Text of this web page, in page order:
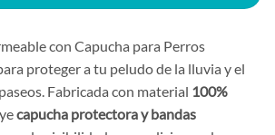
con Capucha para Perros
proteger a tu peludo de la lluvia y el
Fabricada con material 100%
capucha protectora y bandas